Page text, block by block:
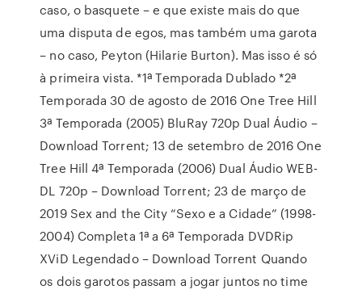
caso, o basquete – e que existe mais do que
uma disputa de egos, mas também uma garota
– no caso, Peyton (Hilarie Burton). Mas isso é só
à primeira vista. *1ª Temporada Dublado *2ª
Temporada 30 de agosto de 2016 One Tree Hill
3ª Temporada (2005) BluRay 720p Dual Áudio –
Download Torrent; 13 de setembro de 2016 One
Tree Hill 4ª Temporada (2006) Dual Áudio WEB-
DL 720p – Download Torrent; 23 de março de
2019 Sex and the City “Sexo e a Cidade” (1998-
2004) Completa 1ª a 6ª Temporada DVDRip
XViD Legendado – Download Torrent Quando
os dois garotos passam a jogar juntos no time